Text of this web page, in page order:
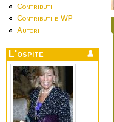
Contributi
Contributi e WP
Autori
L'ospite